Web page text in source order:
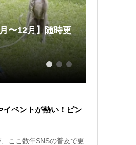
〜12月】随時更
1 2 3
イベントが熱い！ピン
ここ数年SNSの普及で更